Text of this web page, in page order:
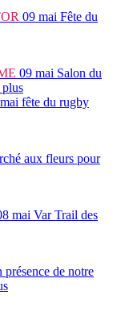
09 mai Fête du
09 mai Salon du
fête du rugby
aux fleurs pour
mai Var Trail des
présence de notre